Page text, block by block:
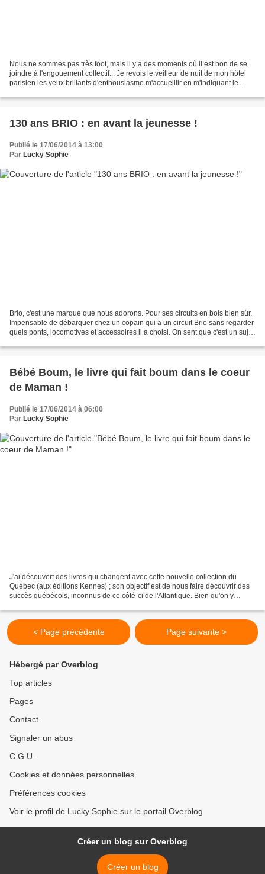
Nous ne sommes pas très foot, mais il y a des moments où il est bon de se
joindre à l'engouement collectif... Je revois le veilleur de nuit de mon hôtel
parisien les yeux brillants d'enthousiasme m'accueillir en m'indiquant le
130 ans BRIO : en avant la jeunesse !
Publié le 17/06/2014 à 13:00
Par Lucky Sophie
Brio, c'est une marque que nous adorons. Pour ses circuits en bois bien sûr.
Impensable de débarquer chez un copain qui a un circuit Brio sans regarder
quels ponts, locomotives et accessoires il a choisi. On sent que c'est un sujet
Bébé Boum, le livre qui fait boum dans le coeur
de Maman !
Publié le 17/06/2014 à 06:00
Par Lucky Sophie
J'ai découvert des livres qui changent avec cette nouvelle collection du
Québec (aux éditions Kennes) ; son objectif est de nous faire découvrir des
succès québécois, inconnus de ce côté-ci de l'Atlantique. Bien qu'on y
< Page précédente Page suivante >
Hébergé par Overblog
Top articles
Pages
Contact
Signaler un abus
C.G.U.
Cookies et données personnelles
Préférences cookies
Voir le profil de Lucky Sophie sur le portail Overblog
Créer un blog sur Overblog
Créer un blog